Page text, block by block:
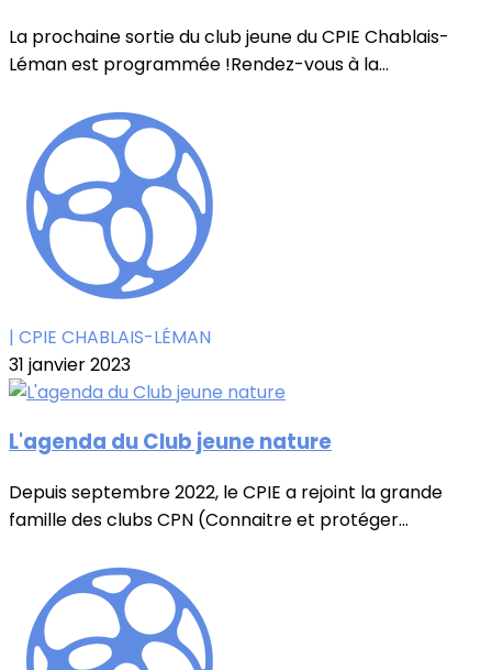
La prochaine sortie du club jeune du CPIE Chablais-
Léman est programmée !Rendez-vous à la...
| CPIE CHABLAIS-LÉMAN
31 janvier 2023
L'agenda du Club jeune nature
Depuis septembre 2022, le CPIE a rejoint la grande
famille des clubs CPN (Connaitre et protéger...